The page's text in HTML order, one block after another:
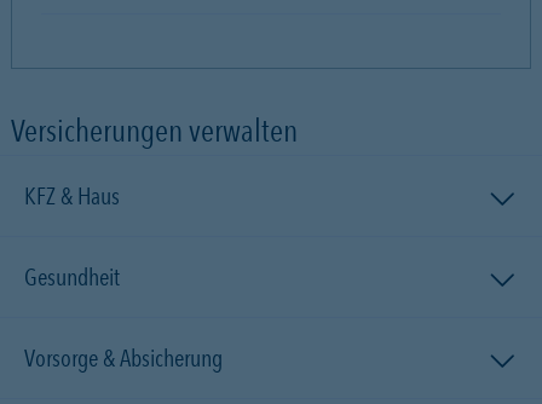
Versicherungen verwalten
KFZ & Haus
Gesundheit
Vorsorge & Absicherung